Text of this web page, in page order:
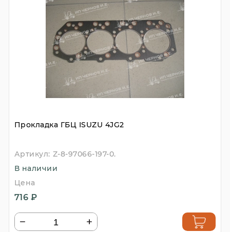
Прокладка ГБЦ ISUZU 4JG2
Артикул: Z-8-97066-197-0.
В наличии
Цена
716 ₽